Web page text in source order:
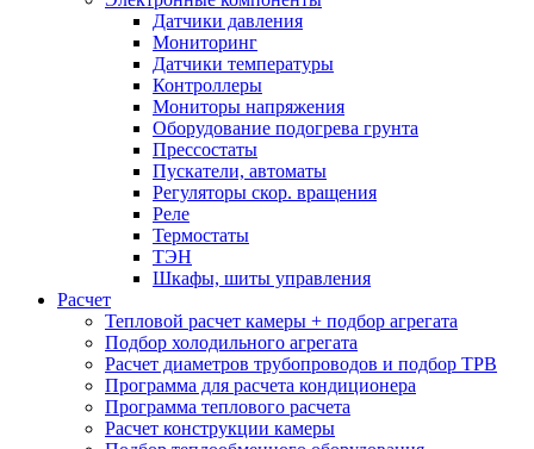
Датчики давления
Мониторинг
Датчики температуры
Контроллеры
Мониторы напряжения
Оборудование подогрева грунта
Прессостаты
Пускатели, автоматы
Регуляторы скор. вращения
Реле
Термостаты
ТЭН
Шкафы, шиты управления
Расчет
Тепловой расчет камеры + подбор агрегата
Подбор холодильного агрегата
Расчет диаметров трубопроводов и подбор ТРВ
Программа для расчета кондиционера
Программа теплового расчета
Расчет конструкции камеры